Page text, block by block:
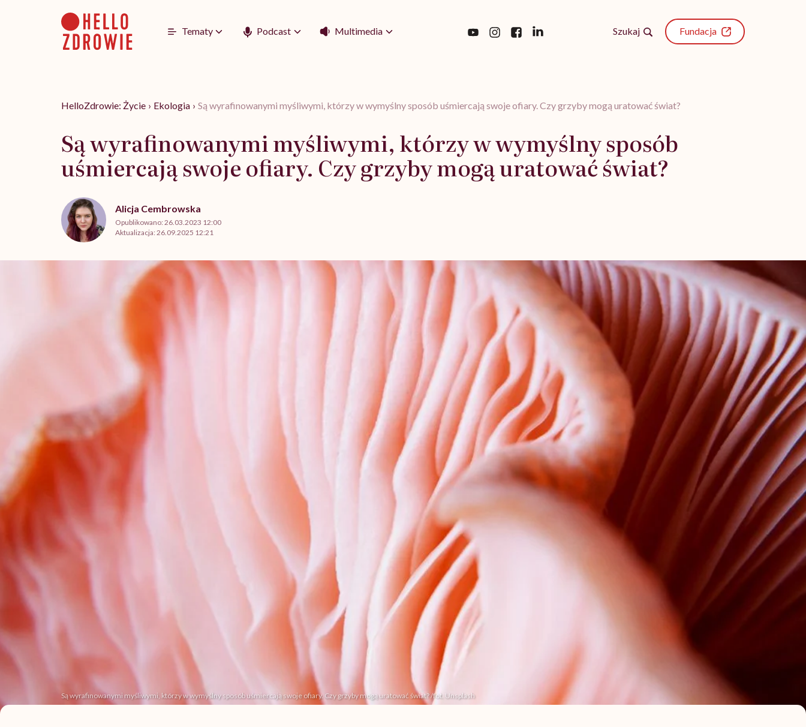
Tematy Podcast Multimedia Szukaj Fundacja
HelloZdrowie: Życie › Ekologia › Są wyrafinowanymi myśliwymi, którzy w wymyślny sposób uśmiercają swoje ofiary. Czy grzyby mogą uratować świat?
Są wyrafinowanymi myśliwymi, którzy w wymyślny sposób
uśmiercają swoje ofiary. Czy grzyby mogą uratować świat?
Alicja Cembrowska
Opublikowano:26.03.2023 12:00
Aktualizacja:26.09.2025 12:21
Są wyrafinowanymi myśliwymi, którzy w wymyślny sposób uśmiercają swoje ofiary. Czy grzyby mogą uratować świat? /fot. Unsplash